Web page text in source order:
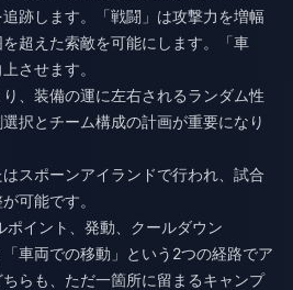
跡します。「戦闘」は攻撃力を増幅
超えた索敵を可能にします。「車
させます。
、装備の運に左右されるランダム性
択とチーム構成の計画が重要になり
スポーンアイランドで行われ、試合
可能です。
ポイント、発動、クールダウン
車両での移動」という2つの経路でア
らも、ただ一箇所に留まるキャンプ